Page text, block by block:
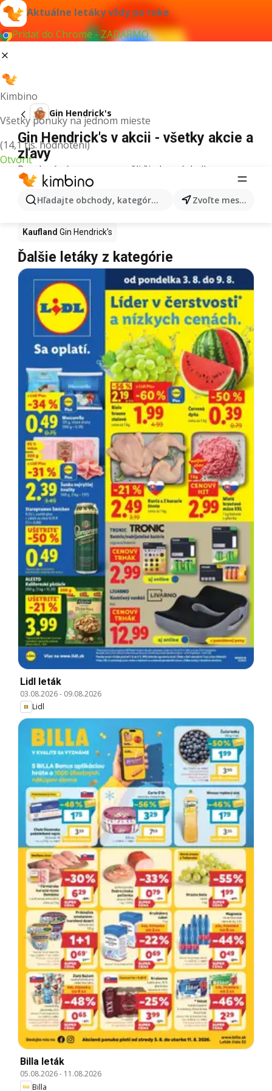
Aktuálne letáky vždy po ruke
Pridať do Chrome - ZADARMO
Kimbino
Všetky ponuky na jednom mieste
(14,1 tis. hodnotení)
Otvoriť
Hľadajte obchody, kategórie, produkty... Zvoľte mesto
Gin Hendrick's
Gin Hendrick's v akcii - všetky akcie a
zľavy
Pre daný výraz sme nenašli žiadne výsledky.
Gin Hendrick's v akcii - Kde kúpiť?
Tesco Gin Hendrick's Gin Hendrick's
Kaufland Gin Hendrick's
Ďalšie letáky z kategórie
Lidl leták
03.08.2026- 09.08.2026
Lidl
Billa leták
05.08.2026- 11.08.2026
Billa